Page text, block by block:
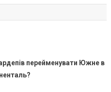
перейменувати Южне в